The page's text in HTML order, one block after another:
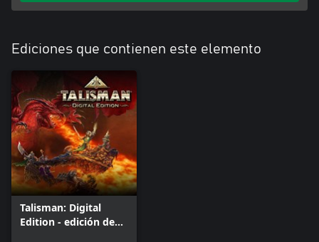
Ediciones que contienen este elemento
Talisman: Digital
Edition - edición de